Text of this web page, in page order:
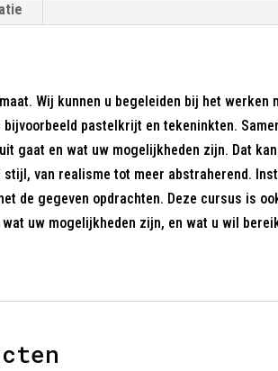
Wij kunnen u begeleiden bij het werken
pastelkrijt en tekeninkten.
gaat en wat uw mogelijkheden zijn. Dat
van realisme tot meer abstraherend.
de gegeven opdrachten. Deze cursus is
uw mogelijkheden zijn, en wat u wil